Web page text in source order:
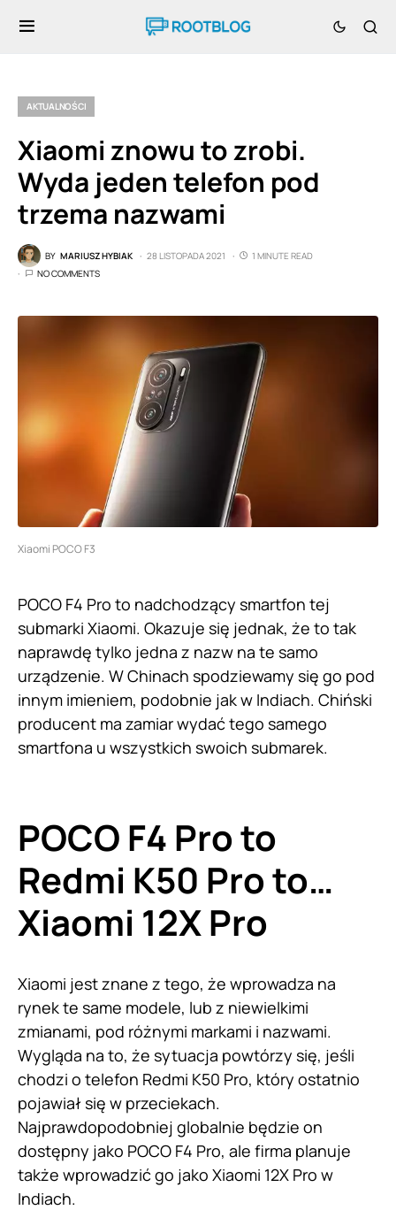
AKTUALNOŚCI
Xiaomi znowu to zrobi.
Wyda jeden telefon pod
trzema nazwami
BY MARIUSZ HYBIAK 28 LISTOPADA 2021
1 MINUTE READ
NO COMMENTS
Xiaomi POCO F3
POCO F4 Pro to nadchodzący smartfon tej
submarki Xiaomi. Okazuje się jednak, że to tak
naprawdę tylko jedna z nazw na te samo
urządzenie. W Chinach spodziewamy się go pod
innym imieniem, podobnie jak w Indiach. Chiński
producent ma zamiar wydać tego samego
smartfona u wszystkich swoich submarek.
POCO F4 Pro to
Redmi K50 Pro to…
Xiaomi 12X Pro
Xiaomi jest znane z tego, że wprowadza na
rynek te same modele, lub z niewielkimi
zmianami, pod różnymi markami i nazwami.
Wygląda na to, że sytuacja powtórzy się, jeśli
chodzi o telefon Redmi K50 Pro, który ostatnio
pojawiał się w przeciekach.
Najprawdopodobniej globalnie będzie on
dostępny jako POCO F4 Pro, ale firma planuje
także wprowadzić go jako Xiaomi 12X Pro w
Indiach.